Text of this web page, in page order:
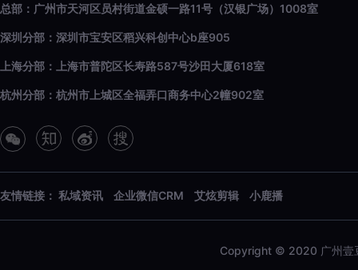
总部：广州市天河区员村街道金硕一路11号（汉银广场）1008室
深圳分部：深圳市宝安区稻兴科创中心b座905
上海分部：上海市普陀区长寿路587号沙田大厦618室
杭州分部：杭州市上城区全福弄口商务中心2幢902室
友情链接： 私域资讯 企业微信CRM 艾炫剪辑 小鹿播
Copyright © 2020 广州壹